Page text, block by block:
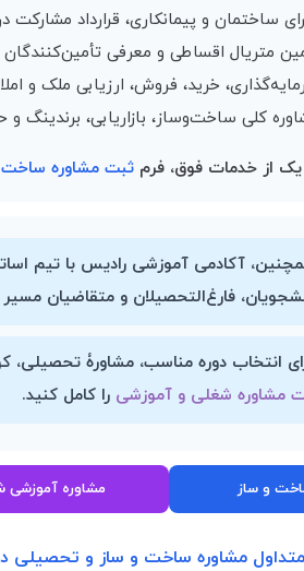
ساختمان و پیمانکاری، قرارداد
متریال اقساطی و معرفی تأمین‌کنندگان
خرید، فروش، ارزیابی ملک و
کلی ساخت‌وساز، بازاریابی، برندینگ
یک از خدمات فوق، فرم ثبت مشاوره ساخت
آکادمی آموزشی رادیس با تیم
فارغ‌التحصیلان و متقاضیان
انتخاب دوره مناسب، مشاورۀ
مشاوره شغلی و آموزشی را کامل کنید.
و ساز مشاوره آموزشی
مشاوره ساخت و ساز و تحصیلی